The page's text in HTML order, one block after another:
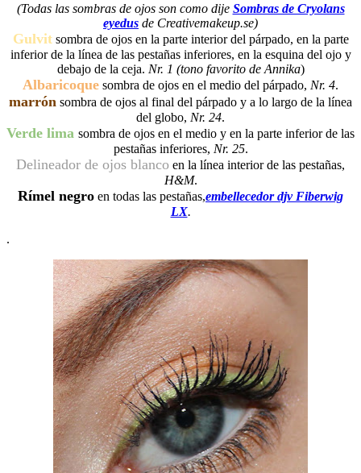
(Todas las sombras de ojos son como dije Sombras de Cryolans
eyedus de Creativemakeup.se)
Gulvitsombra de ojos en la parte interior del párpado, en la parte
inferior de la línea de las pestañas inferiores, en la esquina del ojo y
debajo de la ceja. Nr. 1 (tono favorito de Annika)
Albaricoque sombra de ojos en el medio del párpado, Nr. 4.
marrón sombra de ojos al final del párpado y a lo largo de la línea
del globo, Nr. 24.
Verde lima sombra de ojos en el medio y en la parte inferior de las
pestañas inferiores, Nr. 25.
Delineador de ojos blanco en la línea interior de las pestañas,
H&M.
Rímel negro en todas las pestañas,embellecedor djv Fiberwig
LX.
.